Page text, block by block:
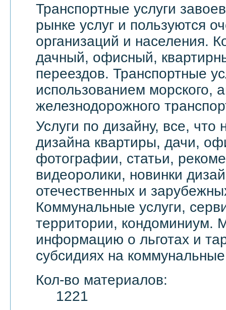
Транспортные услуги
рынке услуг и пользуются
организаций и населения.
дачный, офисный,
переездов. Транспортные
использованием морского,
железнодорожного
Услуги по дизайну, все, что
дизайна квартиры, дачи,
фотографии, статьи,
видеоролики, новинки
отечественных и
Коммунальные услуги,
территории, кондоминиум.
информацию о льготах и
субсидиях на коммунальные
Кол-во материалов:
1221